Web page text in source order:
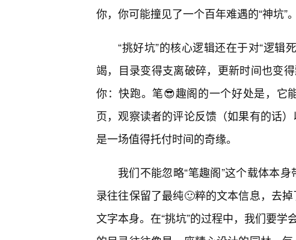
你，你可能撞见了一个百年难遇的“神坑”。
“挑好坑”的核心逻辑还在于对“逻辑
竭，目录变得支离破碎，更新时间也变
你：快跑。笔😎趣阁的一个好处是，它
页，观察读者的评论反馈（如果有的话
是一场值得托付时间的奇缘。
我们不能忽略“笔趣阁”这个载体本
录往往保留了最纯🙂粹的文本信息，去
文字本身。在“挑坑”的过程中，我们要学